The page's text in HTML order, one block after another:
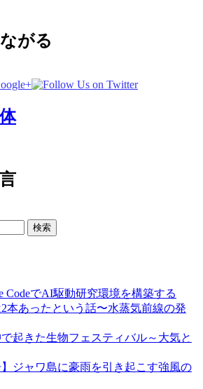
がる
CodeでAI駆動研究環境を構築する
本あったという話〜水蒸気前線の発
起きた生物フェスティバル～大気と
】ジャワ島に豪雨を引き起こす強風の